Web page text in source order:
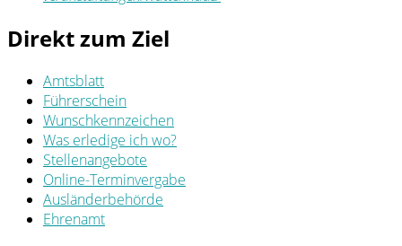
Direkt zum Ziel
Amtsblatt
Führerschein
Wunschkennzeichen
Was erledige ich wo?
Stellenangebote
Online-Terminvergabe
Ausländerbehörde
Ehrenamt